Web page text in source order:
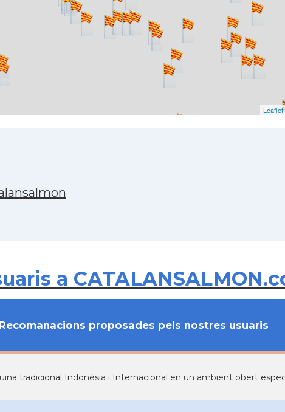
Leaflet
a
proposades pels nostres usuaris
tradicional Indonèsia i Internacional en un ambient obert